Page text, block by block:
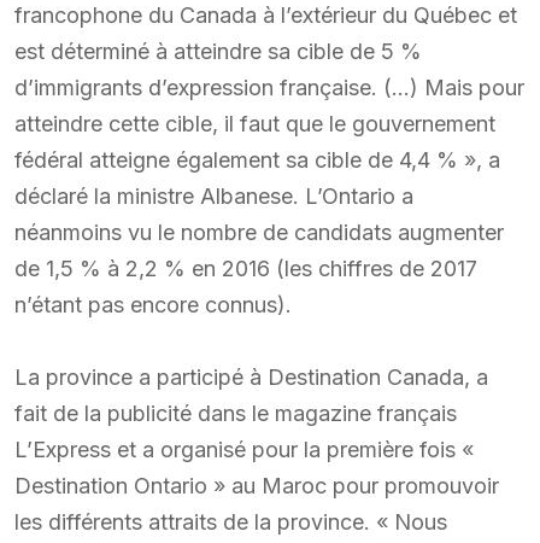
francophone du Canada à l’extérieur du Québec et
est déterminé à atteindre sa cible de 5 %
d’immigrants d’expression française. (…) Mais pour
atteindre cette cible, il faut que le gouvernement
fédéral atteigne également sa cible de 4,4 % », a
déclaré la ministre Albanese. L’Ontario a
néanmoins vu le nombre de candidats augmenter
de 1,5 % à 2,2 % en 2016 (les chiffres de 2017
n’étant pas encore connus).
La province a participé à Destination Canada, a
fait de la publicité dans le magazine français
L’Express et a organisé pour la première fois «
Destination Ontario » au Maroc pour promouvoir
les différents attraits de la province. « Nous